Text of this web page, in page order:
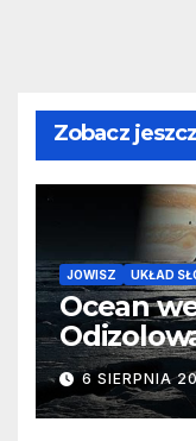
Zobacz
JOWISZ UKŁAD
Ocean
barierę
6 SIERPNIA